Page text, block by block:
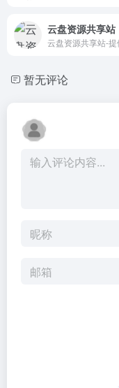
云盘资源共享站
暂无评论